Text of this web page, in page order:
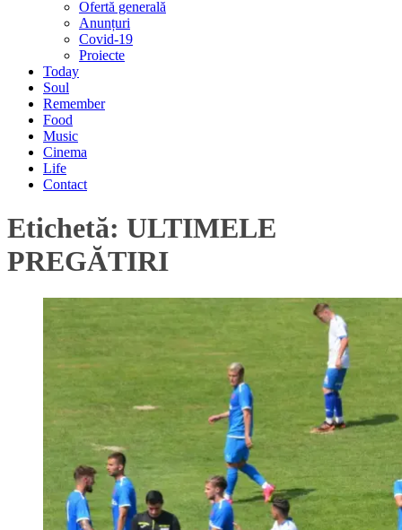
Ofertă generală
Anunțuri
Covid-19
Proiecte
Today
Soul
Remember
Food
Music
Cinema
Life
Contact
Etichetă: ULTIMELE
PREGĂTIRI